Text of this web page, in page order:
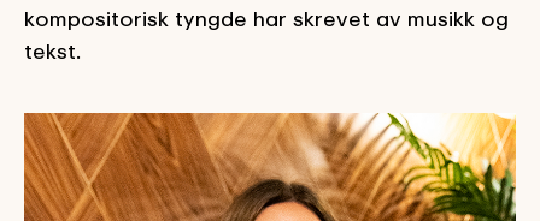
kompositorisk tyngde har skrevet av musikk og
tekst.